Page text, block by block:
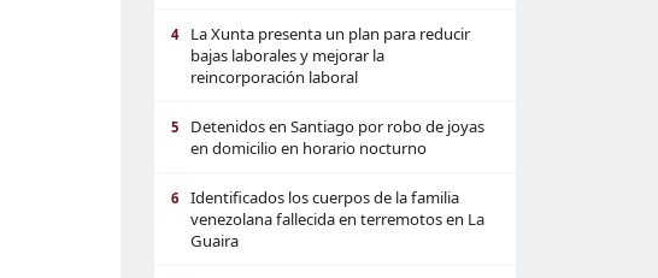
4
La Xunta presenta un plan para reducir
bajas laborales y mejorar la
reincorporación laboral
5
Detenidos en Santiago por robo de joyas
en domicilio en horario nocturno
6
Identificados los cuerpos de la familia
venezolana fallecida en terremotos en La
Guaira